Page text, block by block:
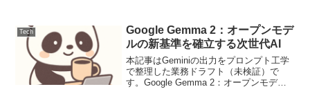
習は近年、連続制御タスクやゲームAIに
おいて目覚まし...
Tech
Google Gemma 2：オープンモデ
ルの新基準を確立する次世代AI
本記事はGeminiの出力をプロンプト工学
で整理した業務ドラフト（未検証）で
す。Google Gemma 2：オープンモデル